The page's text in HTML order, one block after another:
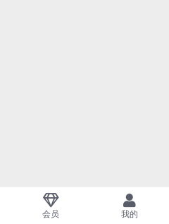
会员 我的